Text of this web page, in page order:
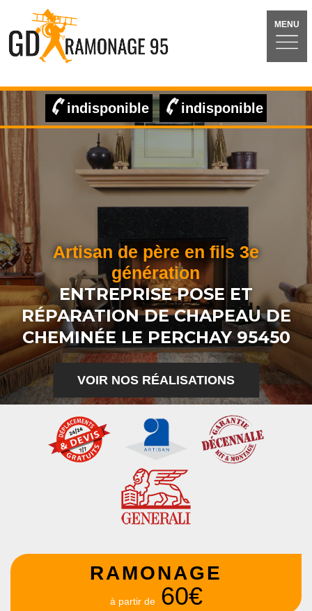
MENU
indisponible indisponible
Artisan de père en fils 3e
génération
ENTREPRISE POSE ET
RÉPARATION DE CHAPEAU DE
CHEMINÉE LE PERCHAY 95450
VOIR NOS RÉALISATIONS
RAMONAGE
à partir de 60€